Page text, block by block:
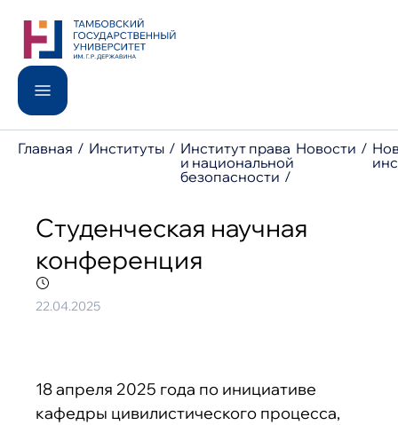
Поступление
Институты
Университет
Школьникам
Студентам
International
Образование
Контакты
Сведения об образовательной организации
8 800 200-44-65
Главная Институты
Институт права
и национальной
безопасности
Новости
Студенческая научная
конференция
22.04.2025
18 апреля 2025 года по инициативе
кафедры цивилистического процесса,
Поиск по сайту
Популярные запросы
Медицинский институт
Moodle
Телефонный справочник
Педагогический институт
Баллы ЕГЭ